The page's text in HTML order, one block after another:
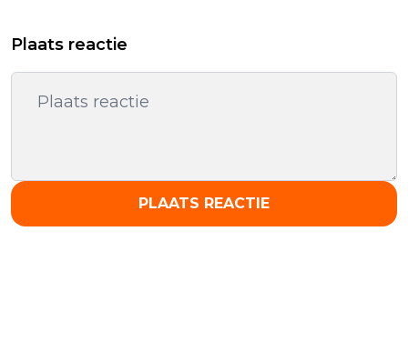
Plaats reactie
PLAATS REACTIE